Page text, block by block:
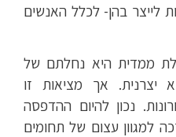
לייצר בהן- לכלל האנשים
ממדית היא נחלתם של
יצרנית. אך מציאות זו
נכון להיום ההדפסה
למגוון עצום של תחומים